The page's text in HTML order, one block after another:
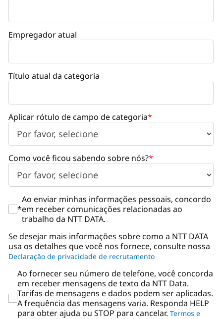
Empregador atual
Título atual da categoria
Aplicar rótulo de campo de categoria*
Como você ficou sabendo sobre nós?*
*
Ao enviar minhas informações pessoais, concordo
em receber comunicações relacionadas ao
trabalho da NTT DATA.
Se desejar mais informações sobre como a NTT DATA
usa os detalhes que você nos fornece, consulte nossa
Declaração de privacidade de recrutamento
Ao fornecer seu número de telefone, você concorda
em receber mensagens de texto da NTT Data.
Tarifas de mensagens e dados podem ser aplicadas.
A frequência das mensagens varia. Responda HELP
para obter ajuda ou STOP para cancelar. Termos e